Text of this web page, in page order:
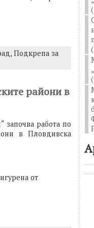
Подкрепа за
райони в
започва работа по
в Пловдивска
от